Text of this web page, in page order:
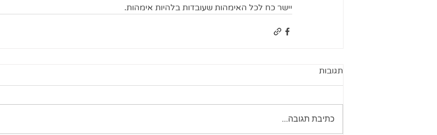
יישר כח לכל האימהות שעובדות בלהיות אימהות.
תגובות
כתיבת תגובה...